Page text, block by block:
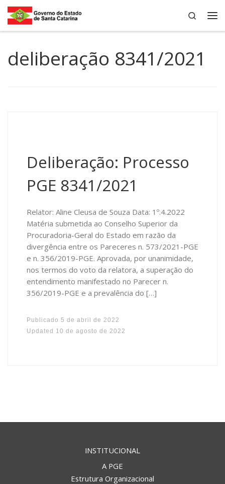
Skip to content
Search
deliberação 8341/2021
Deliberação: Processo
PGE 8341/2021
Relator: Aline Cleusa de Souza Data: 1º.4.2022
Matéria submetida ao Conselho Superior da
Procuradoria-Geral do Estado em razão da
divergência entre os Pareceres n. 573/2021-PGE
e n. 356/2019-PGE. Aprovada, por unanimidade,
nos termos do voto da relatora, a superação do
entendimento manifestado no Parecer n.
356/2019-PGE e a prevalência do […]
Publicado 5 de abril de 2022
Updated 10 de agosto de 2022
INSTITUCIONAL
A PGE
Estrutura Organizacional